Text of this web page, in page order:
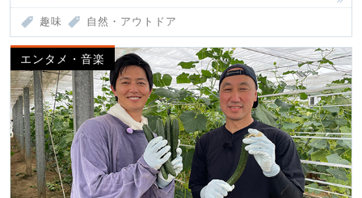
趣味 自然・アウトドア
エンタメ・音楽